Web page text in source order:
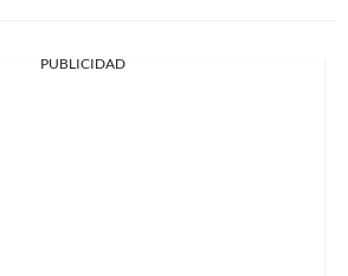
PUBLICIDAD